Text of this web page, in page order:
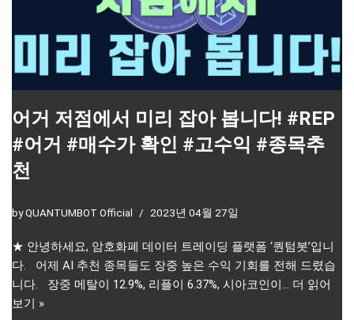
어거 저점에서 미리 잡아 봅니다! #REP
#어거 #매수가 확인 #고수익 #종목추
천
byQUANTUMBOT Official 2023년 04월 27일
★ 안녕하세요, 암호화폐 데이터 트레이딩 플랫폼 ‘퀀텀봇’입니
다. 어제 AI 추천 종목들도 장중 높은 수익 기회를 전해 드렸습
니다. 장중 메탈이 12.9%, 리플이 6.37%, 시아코인이… 더 읽어
보기 »